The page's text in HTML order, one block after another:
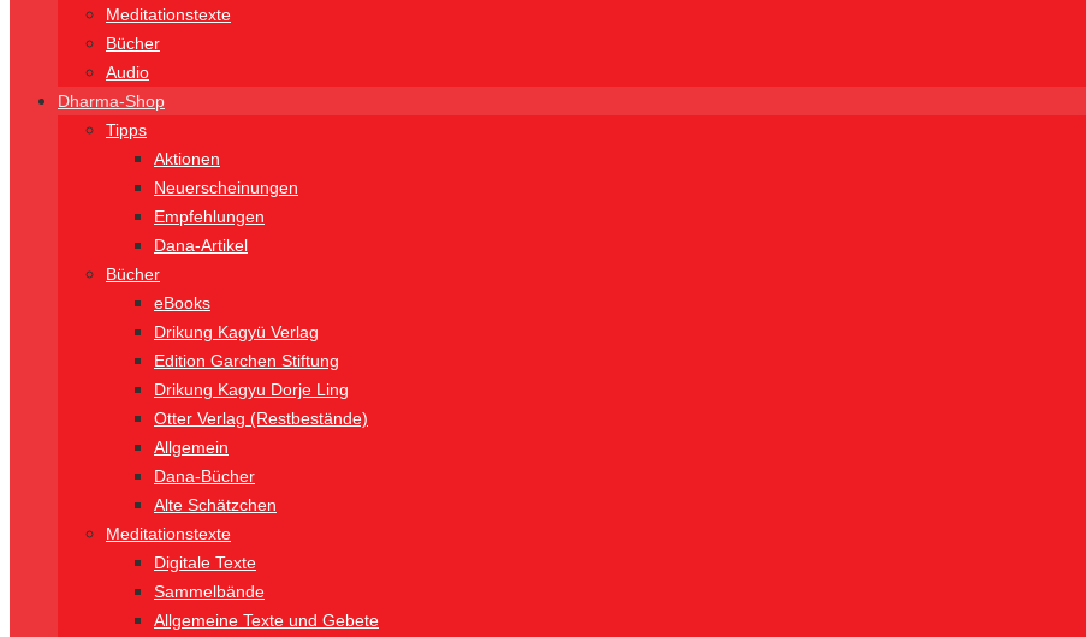
Meditationstexte
Bücher
Audio
Dharma-Shop
Tipps
Aktionen
Neuerscheinungen
Empfehlungen
Dana-Artikel
Bücher
eBooks
Drikung Kagyü Verlag
Edition Garchen Stiftung
Drikung Kagyu Dorje Ling
Otter Verlag (Restbestände)
Allgemein
Dana-Bücher
Alte Schätzchen
Meditationstexte
Digitale Texte
Sammelbände
Allgemeine Texte und Gebete